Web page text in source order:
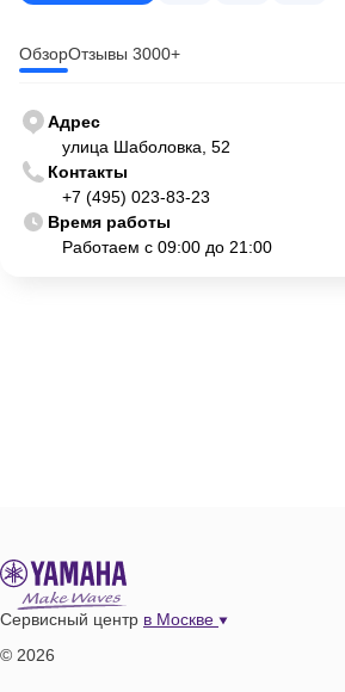
ОбзорОтзывы 3000+
Адрес
улица Шаболовка, 52
Контакты
+7 (495) 023-83-23
Время работы
Работаем с 09:00 до 21:00
Сервисный центр в Москве
© 2026